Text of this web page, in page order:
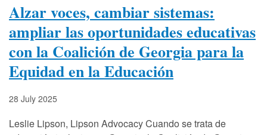
Alzar voces, cambiar sistemas:
ampliar las oportunidades educativas
con la Coalición de Georgia para la
Equidad en la Educación
28 July 2025
Leslie Lipson, Lipson Advocacy Cuando se trata de